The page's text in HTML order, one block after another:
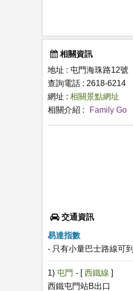
相關資訊
地址 : 屯門海珠路12號
查詢電話 : 2618-6214
網址 : 相關景點網址
相關介紹 :
Family Go
交通資訊
易達指數
- 只有小量巴士路線可
1) 屯門 - [西鐵線 ]
西鐵屯門站B出口